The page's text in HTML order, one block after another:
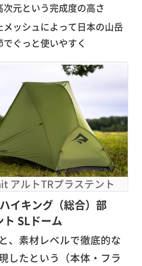
元という完成度の高さ
ッシュによって日本の山岳
ぐっと使いやすく
アルトTRプラステント
イキング（総合）部
SLドーム
、素材レベルで徹底的な
したという（本体・フラ